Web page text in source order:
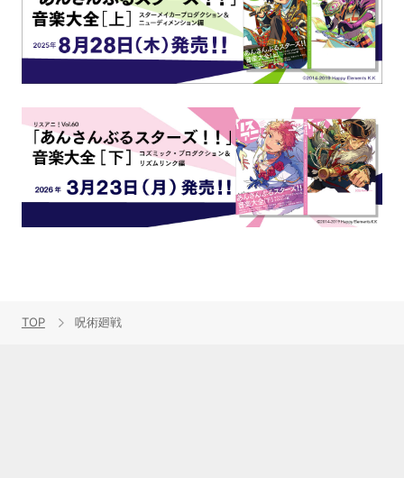
TOP 呪術廻戦